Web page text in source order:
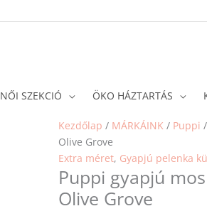
NŐI SZEKCIÓ ÖKO HÁZTARTÁS
Kezdőlap / MÁRKÁINK / Puppi
Olive Grove
Extra méret, Gyapjú pelenka
Puppi gyapjú
Olive Grove